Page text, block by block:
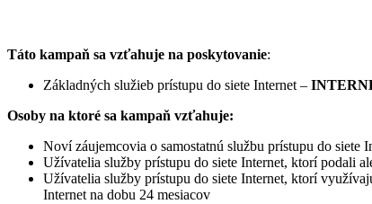
Táto kampaň sa vzťahuje na poskytovanie:
Základných služieb prístupu do siete Internet –
Osoby na ktoré sa kampaň vzťahuje:
Noví záujemcovia o samostatnú službu prístupu do siete
Užívatelia služby prístupu do siete Internet, ktorí podali
Užívatelia služby prístupu do siete Internet, ktorí
Internet na dobu 24 mesiacov